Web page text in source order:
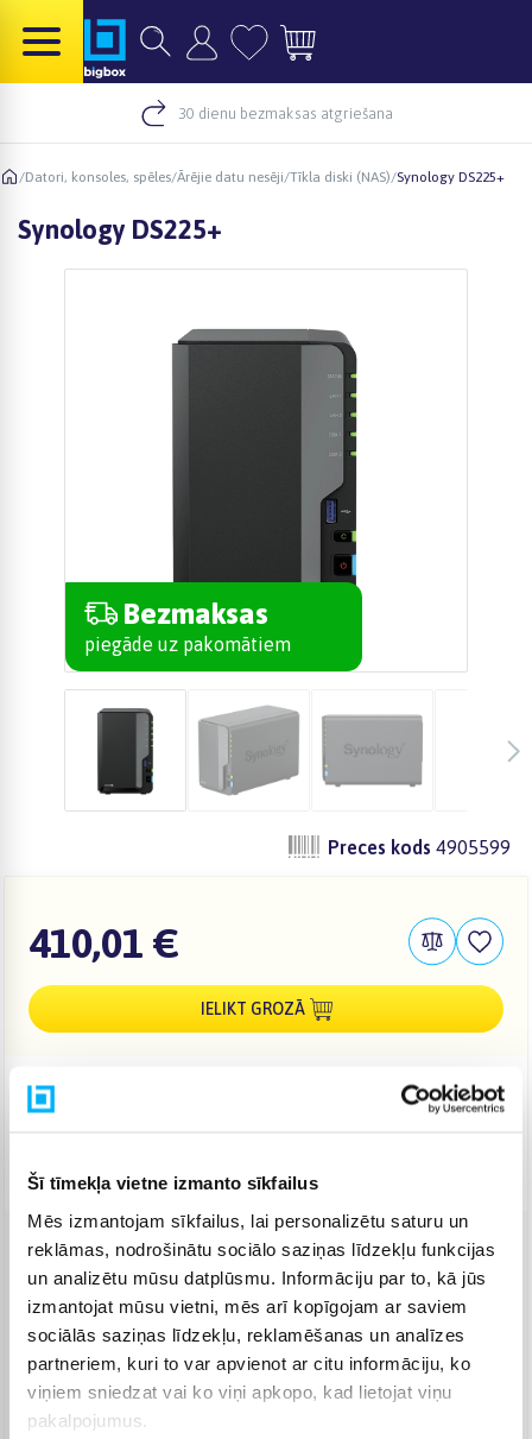
Šī tīmekļa vietne izmanto sīkfailus
Mēs izmantojam sīkfailus, lai personalizētu saturu un
reklāmas, nodrošinātu sociālo saziņas līdzekļu funkcijas
un analizētu mūsu datplūsmu. Informāciju par to, kā jūs
izmantojat mūsu vietni, mēs arī kopīgojam ar saviem
sociālās saziņas līdzekļu, reklamēšanas un analīzes
partneriem, kuri to var apvienot ar citu informāciju, ko
viņiem sniedzat vai ko viņi apkopo, kad lietojat viņu
pakalpojumus.
30 dienu bezmaksas atgriešana
/Datori, konsoles, spēles/Ārējie datu nesēji/Tīkla diski (NAS)/Synology DS225+
Synology DS225+
Bezmaksas
piegāde uz pakomātiem
Preces kods 4905599
410,01 €
IELIKT GROZĀ
Venipak pakomāts ( Bezmaksas)
Augusts 14d. - Augusts 25d.
Venipak Kurjers 4,99 €
Apmaksā pilnu summu skaidrā naudā piegādes brīdī.
Augusts 17d. - Augusts 26d.
Omniva pakomāts ( 3,99 €)
Augusts 14d. - Augusts 25d.